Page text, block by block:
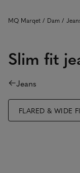
MQ Marqet Dam
Slim fit
Jeans
FLARED & WIDE